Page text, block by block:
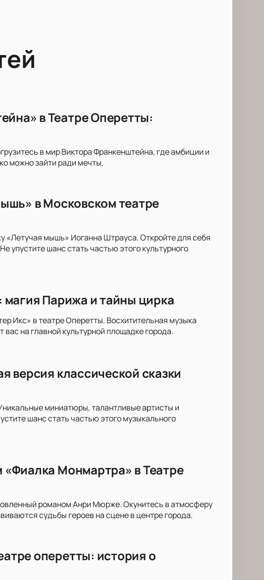
в Театре Оперетты:
в мир Виктора Франкенштейна, где амбиции и
можно зайти ради мечты.
в Московском театре
«Летучая мышь» Иоганна Штрауса. Откройте для себя
упустите шанс стать частью этого культурного
Парижа и тайны цирка
Икс» в театре Оперетты. Восхитительная музыка
на главной культурной площадке города.
версия классической сказки
миниатюры, талантливые артисты и
шанс стать частью этого музыкального
Монмартра» в Театре
романом Анри Мюрже. Окунитесь в атмосферу
судьбы героев на сцене в центре города.
оперетты: история о